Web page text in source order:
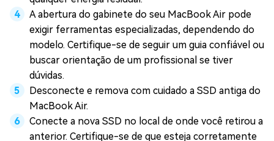
A abertura do gabinete do seu MacBook Air pode
exigir ferramentas especializadas, dependendo do
modelo. Certifique-se de seguir um guia confiável ou
buscar orientação de um profissional se tiver
dúvidas.
Desconecte e remova com cuidado a SSD antiga do
MacBook Air.
Conecte a nova SSD no local de onde você retirou a
anterior. Certifique-se de que esteja corretamente